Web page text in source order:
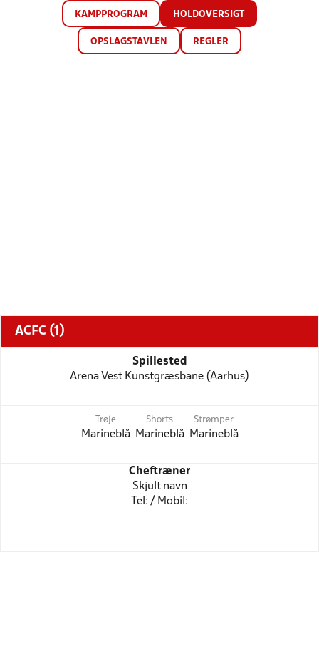
KAMPPROGRAM HOLDOVERSIGT
OPSLAGSTAVLEN REGLER
ACFC (1)
Spillested
Arena Vest Kunstgræsbane (Aarhus)
Trøje
Marineblå
Shorts
Marineblå
Strømper
Marineblå
Cheftræner
Skjult navn
Tel: / Mobil: